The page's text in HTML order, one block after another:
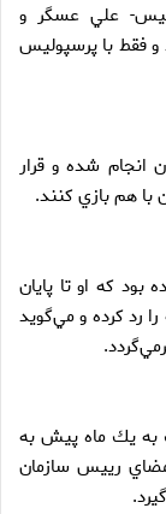
علي عسگر و
و فقط با پرسپوليس
انجام شده و قرار
با هم بازي كنند.
كه او تا پايان
رد كرده و مي‌گويد
به يك ماه پيش به
رييس سازمان